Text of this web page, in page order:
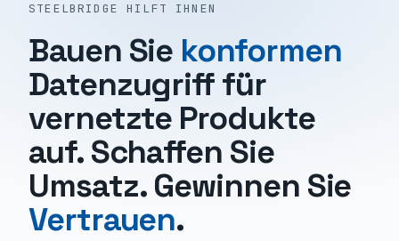
STEELBRIDGE HILFT IHNEN
Bauen Sie konformen
Datenzugriff für
vernetzte Produkte
auf. Schaffen Sie
Umsatz. Gewinnen Sie
Vertrauen.